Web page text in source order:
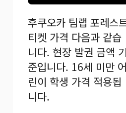
후쿠오카 팀랩 포레스
티켓 가격 다음과 같습
니다. 현장 발권 금액 기
준입니다. 16세 미만 어
린이 학생 가격 적용됩
니다.